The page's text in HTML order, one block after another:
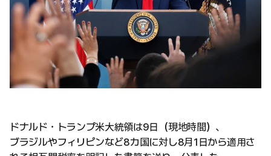
ドナルド・トランプ米大統領は9日（現地時間）、
ブラジルやフィリピンなど8カ国に対し8月1日から適用さ